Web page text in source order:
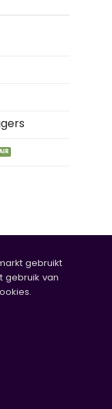
gebruikt
gebruik van